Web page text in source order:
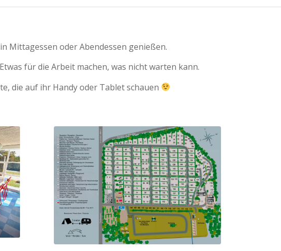
Mittagessen oder Abendessen genießen.
für die Arbeit machen, was nicht warten kann.
die auf ihr Handy oder Tablet schauen